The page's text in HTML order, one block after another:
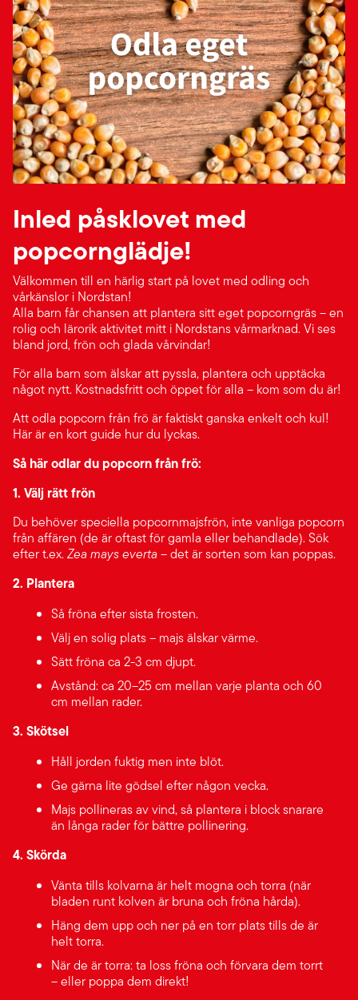
Inled påsklovet med
popcornglädje!
Välkommen till en härlig start på lovet med odling och
vårkänslor i Nordstan!
Alla barn får chansen att plantera sitt eget popcorngräs – en
rolig och lärorik aktivitet mitt i Nordstans vårmarknad. Vi ses
bland jord, frön och glada vårvindar!
För alla barn som älskar att pyssla, plantera och upptäcka
något nytt. Kostnadsfritt och öppet för alla – kom som du är!
Att odla popcorn från frö är faktiskt ganska enkelt och kul!
Här är en kort guide hur du lyckas.
Så här odlar du popcorn från frö:
1. Välj rätt frön
Du behöver speciella popcornmajsfrön, inte vanliga popcorn
från affären (de är oftast för gamla eller behandlade). Sök
efter t.ex.Zea mays everta– det är sorten som kan poppas.
2. Plantera
Så fröna efter sista frosten.
Välj en solig plats – majs älskar värme.
Sätt fröna ca 2-3 cm djupt.
Avstånd: ca 20–25 cm mellan varje planta och 60
cm mellan rader.
3. Skötsel
Håll jorden fuktig men inte blöt.
Ge gärna lite gödsel efter någon vecka.
Majs pollineras av vind, så plantera i block snarare
än långa rader för bättre pollinering.
4. Skörda
Vänta tills kolvarna är helt mogna och torra (när
bladen runt kolven är bruna och fröna hårda).
Häng dem upp och ner på en torr plats tills de är
helt torra.
När de är torra: ta loss fröna och förvara dem torrt
– eller poppa dem direkt!